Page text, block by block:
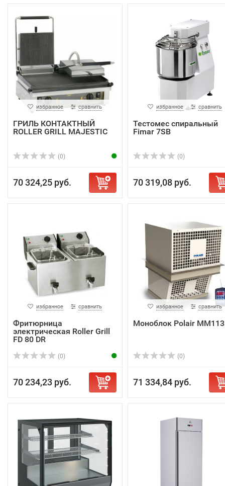
избранное сравнить
ГРИЛЬ КОНТАКТНЫЙ
ROLLER GRILL MAJESTIC
(0)
70 324,25 руб.
избранное сравнить
Тестомес спиральный
Fimar 7SB
(0)
70 319,08 руб.
избранное сравнить
Фритюрница
электрическая Roller Grill
FD 80 DR
(0)
70 234,23 руб.
избранное сравнить
Моноблок Polair
(0)
71 334,84 руб.